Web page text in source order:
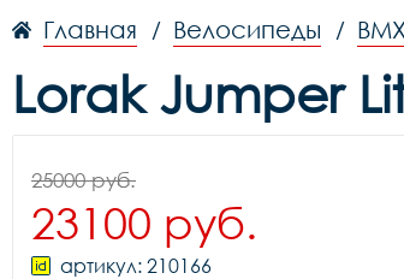
Главная / Велосипеды /
Lorak Jumper
25000 руб.
23100 руб.
артикул: 210166